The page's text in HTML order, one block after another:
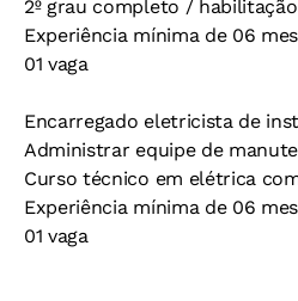
2º grau completo /
Experiência mínima de 06
01 vaga
Encarregado eletricista de
Administrar equipe de
Curso técnico em elétrica
Experiência mínima de 06
01 vaga